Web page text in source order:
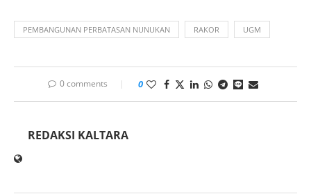
PEMBANGUNAN PERBATASAN NUNUKAN RAKOR UGM
0 comments 0
REDAKSI KALTARA